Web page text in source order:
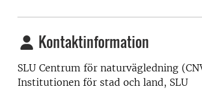
Kontaktinformation
SLU Centrum för naturvägledning
Institutionen för stad och land, SLU